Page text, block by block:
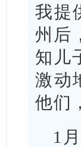
我提
州后
知儿
激动
他们
1